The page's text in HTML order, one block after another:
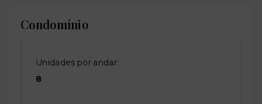
Condomínio
Unidades por andar:
8